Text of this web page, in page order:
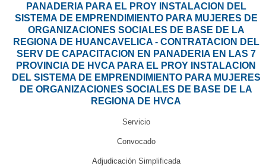
PANADERIA PARA EL PROY INSTALACION DEL
SISTEMA DE EMPRENDIMIENTO PARA MUJERES DE
ORGANIZACIONES SOCIALES DE BASE DE LA
REGIONA DE HUANCAVELICA - CONTRATACION DEL
SERV DE CAPACITACION EN PANADERIA EN LAS 7
PROVINCIA DE HVCA PARA EL PROY INSTALACION
DEL SISTEMA DE EMPRENDIMIENTO PARA MUJERES
DE ORGANIZACIONES SOCIALES DE BASE DE LA
REGIONA DE HVCA
Servicio
Convocado
Adjudicación Simplificada